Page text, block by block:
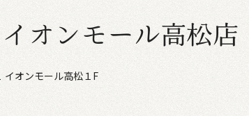
オンモール高松店
イオンモール高松１F